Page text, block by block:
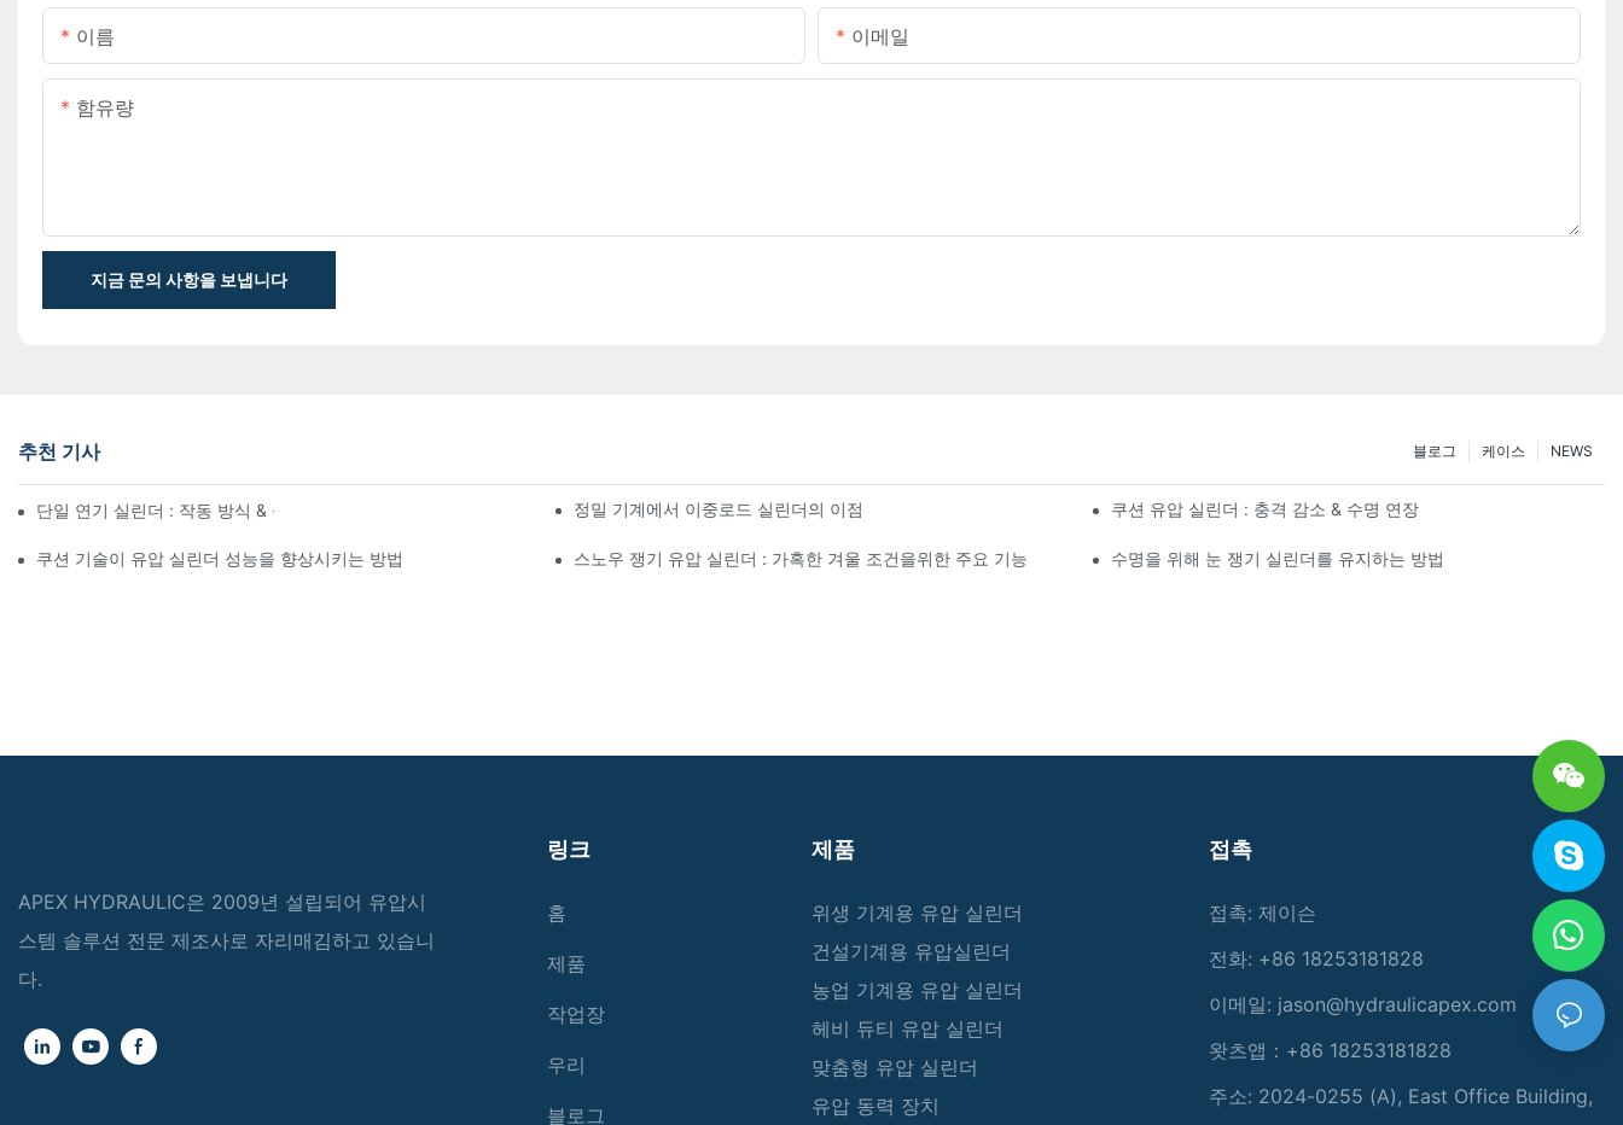
이름 이메일
함유량
지금 문의 사항을 보냅니다
추천 기사 NEWS
케이스
블로그
단일 연기 실린더 : 작동 방식 & 공통 응용 프로그램 정밀 기계에서 이중로드 실린더의 이점 쿠션 유압 실린더 : 충격 감소 & 수명 연장
쿠션 기술이 유압 실린더 성능을 향상시키는 방법 스노우 쟁기 유압 실린더 : 가혹한 겨울 조건을위한 주요 기능 수명을 위해 눈 쟁기 실린더를 유지하는 방법
APEX HYDRAULIC은 2009년 설립되어 유압시
스템 솔루션 전문 제조사로 자리매김하고 있습니
다.
링크
홈
제품
작업장
우리
블로그
제품
위생 기계용 유압 실린더
건설기계용 유압실린더
농업 기계용 유압 실린더
헤비 듀티 유압 실린더
맞춤형 유압 실린더
유압 동력 장치
접촉
접촉: 제이슨
전화: +86 18253181828
이메일: jason@hydraulicapex.com
왓츠앱：+86 18253181828
주소: 2024-0255 (A), East Office Building,